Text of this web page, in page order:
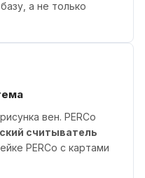
а не только
вен. PERCo
считыватель
PERCo с картами